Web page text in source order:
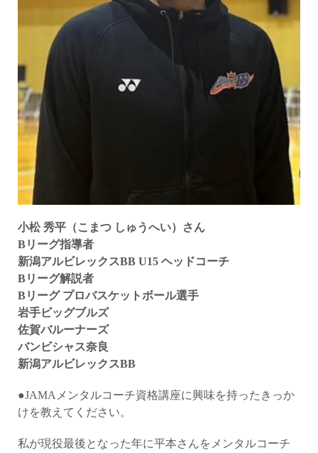
小松 秀平（こまつ しゅうへい）さん
Bリーグ指導者
新潟アルビレックスBB U15 ヘッドコーチ
Bリーグ解説者
Bリーグ プロバスケットボール選手
岩手ビッグブルズ
佐賀バルーナーズ
バンビシャス奈良
新潟アルビレックスBB
●JAMAメンタルコーチ資格講座に興味を持ったきっか
けを教えてください。
私が現役最後となった年に平本さんをメンタルコーチ